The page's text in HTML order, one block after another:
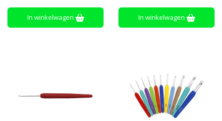
In winkelwagen In winkelwagen